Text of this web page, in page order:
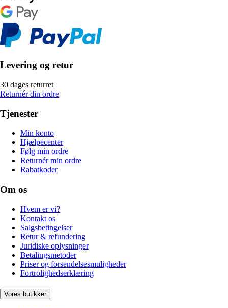
Levering og retur
30 dages returret
Returnér din ordre
Tjenester
Min konto
Hjælpecenter
Følg min ordre
Returnér min ordre
Rabatkoder
Om os
Hvem er vi?
Kontakt os
Salgsbetingelser
Retur & refundering
Juridiske oplysninger
Betalingsmetoder
Priser og forsendelsesmuligheder
Fortrolighedserklæring
Vores butikker